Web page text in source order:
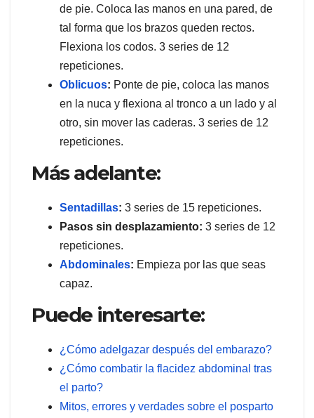
de pie. Coloca las manos en una pared, de
tal forma que los brazos queden rectos.
Flexiona los codos. 3 series de 12
repeticiones.
Oblicuos: Ponte de pie, coloca las manos
en la nuca y flexiona al tronco a un lado y al
otro, sin mover las caderas. 3 series de 12
repeticiones.
Más adelante:
Sentadillas: 3 series de 15 repeticiones.
Pasos sin desplazamiento: 3 series de 12
repeticiones.
Abdominales: Empieza por las que seas
capaz.
Puede interesarte:
¿Cómo adelgazar después del embarazo?
¿Cómo combatir la flacidez abdominal tras
el parto?
Mitos, errores y verdades sobre el posparto